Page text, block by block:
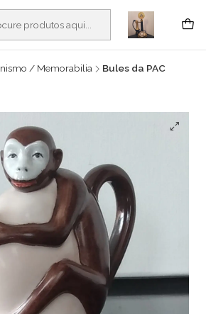
Colecionismo e antiguidades em Viana do
Ler mais
/ Memorabilia Bules da PAC